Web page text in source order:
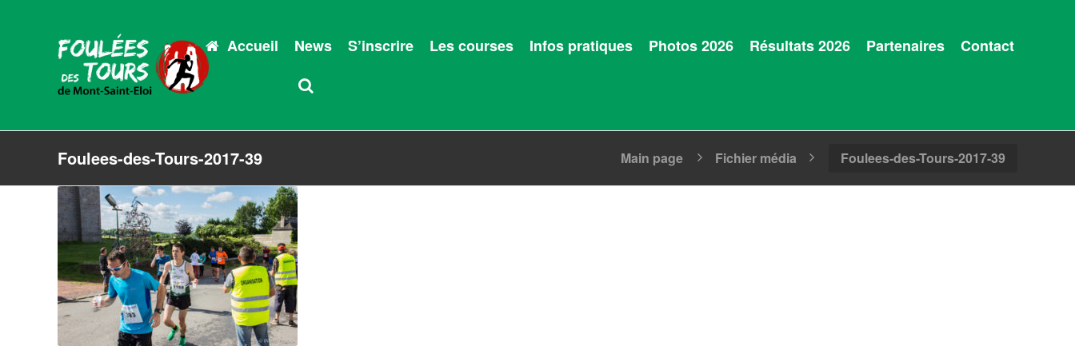
Accueil News S’inscrire Les courses Infos pratiques Photos 2026 Résultats 2026 Partenaires Contact
Foulees-des-Tours-2017-39 Main page Fichier média Foulees-des-Tours-2017-39